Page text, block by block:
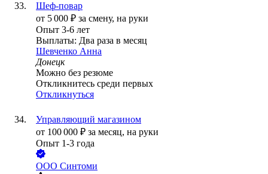
Шеф-повар
от 5 000 ₽ за смену, на руки
Опыт 3-6 лет
Выплаты: Два раза в месяц
Шевченко Анна
Донецк
Можно без резюме
Откликнитесь среди первых
Откликнуться
Управляющий магазином
от 100 000 ₽ за месяц, на руки
Опыт 1-3 года
ООО Синтоми